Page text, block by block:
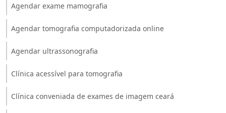
Agendar exame mamografia
Agendar tomografia computadorizada online
Agendar ultrassonografia
Clínica acessível para tomografia
Clínica conveniada de exames de imagem ceará